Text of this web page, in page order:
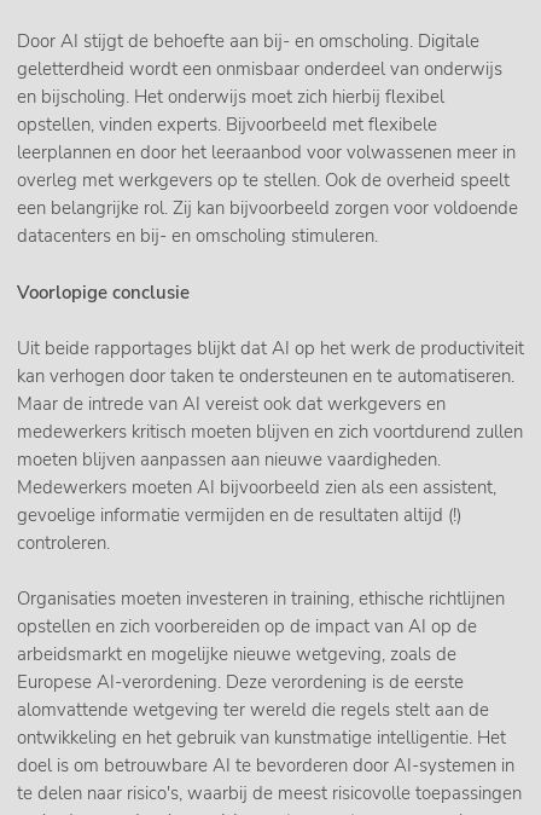
Door AI stijgt de behoefte aan bij- en omscholing. Digitale
geletterdheid wordt een onmisbaar onderdeel van onderwijs
en bijscholing. Het onderwijs moet zich hierbij flexibel
opstellen, vinden experts. Bijvoorbeeld met flexibele
leerplannen en door het leeraanbod voor volwassenen meer in
overleg met werkgevers op te stellen. Ook de overheid speelt
een belangrijke rol. Zij kan bijvoorbeeld zorgen voor voldoende
datacenters en bij- en omscholing stimuleren.
Voorlopige conclusie
Uit beide rapportages blijkt dat AI op het werk de productiviteit
kan verhogen door taken te ondersteunen en te automatiseren.
Maar de intrede van AI vereist ook dat werkgevers en
medewerkers kritisch moeten blijven en zich voortdurend zullen
moeten blijven aanpassen aan nieuwe vaardigheden.
Medewerkers moeten AI bijvoorbeeld zien als een assistent,
gevoelige informatie vermijden en de resultaten altijd (!)
controleren.
Organisaties moeten investeren in training, ethische richtlijnen
opstellen en zich voorbereiden op de impact van AI op de
arbeidsmarkt en mogelijke nieuwe wetgeving, zoals de
Europese AI-verordening. Deze verordening is de eerste
alomvattende wetgeving ter wereld die regels stelt aan de
ontwikkeling en het gebruik van kunstmatige intelligentie. Het
doel is om betrouwbare AI te bevorderen door AI-systemen in
te delen naar risico's, waarbij de meest risicovolle toepassingen